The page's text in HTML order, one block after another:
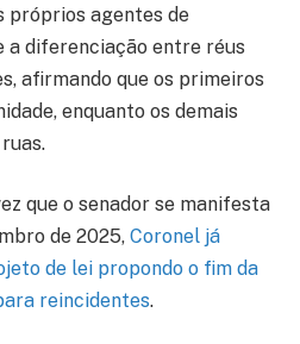
próprios agentes de
a diferenciação entre réus
afirmando que os primeiros
enquanto os demais
que o senador se manifesta
de 2025, Coronel já
de lei propondo o fim da
reincidentes.